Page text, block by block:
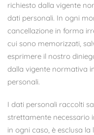
richiesto dalla vigente
dati personali. In ogni
cancellazione in forma
cui sono memorizzati,
esprimere il nostro
dalla vigente normativa
personali.
I dati personali raccolti
strettamente necessario
in ogni caso, è esclusa